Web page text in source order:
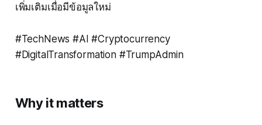
เพิ่มเติมเมื่อมีข้อมูลใหม่
#TechNews #AI #Cryptocurrency
#DigitalTransformation #TrumpAdmin
Why it matters